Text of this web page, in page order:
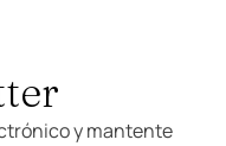
y mantente